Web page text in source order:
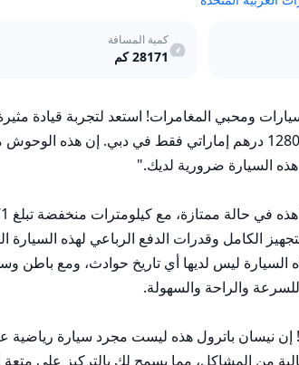
كمية المسافة
28171كم